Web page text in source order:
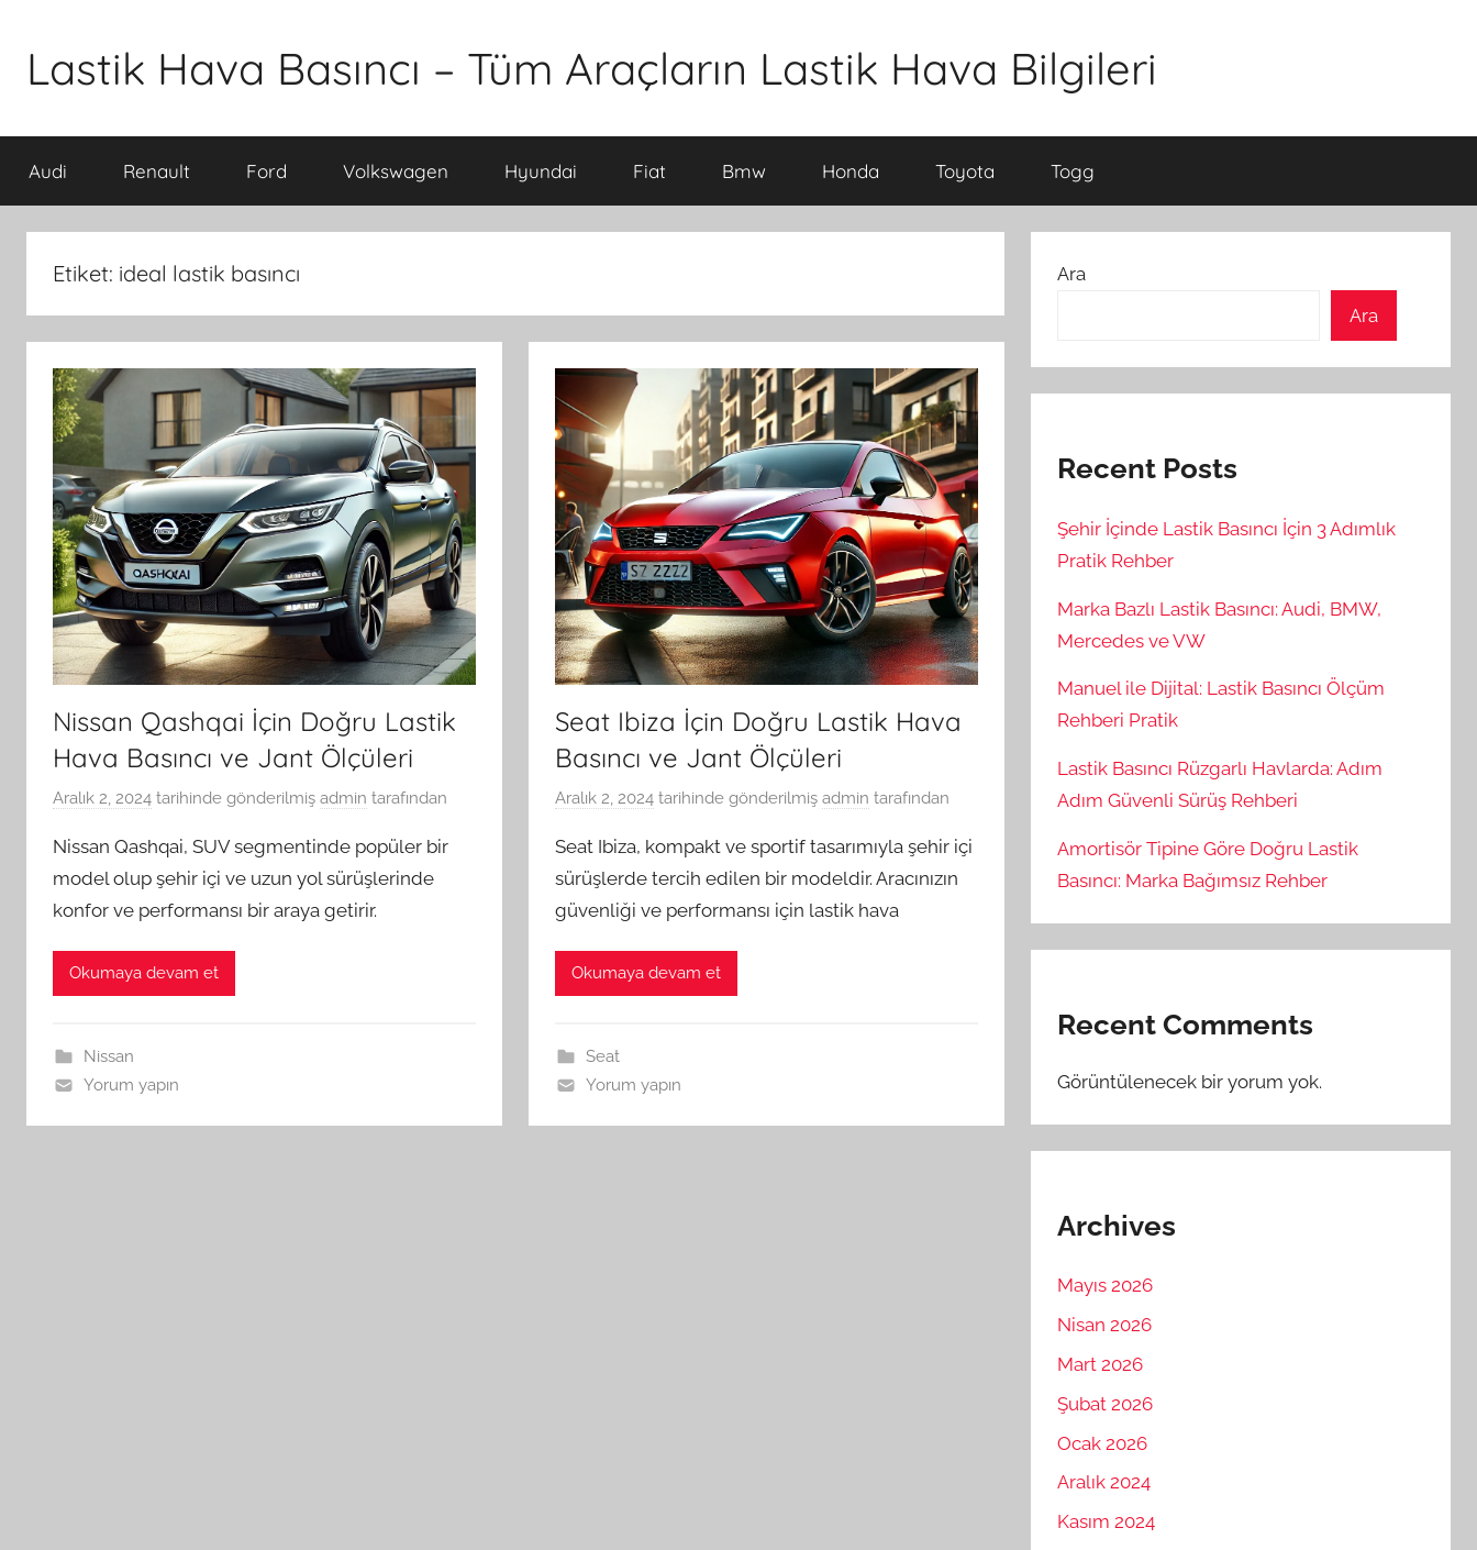
Lastik Hava Basıncı – Tüm Araçların Lastik Hava Bilgileri
Audi Renault Ford Volkswagen Hyundai Fiat Bmw Honda Toyota Togg
Etiket: ideal lastik basıncı
Nissan Qashqai İçin Doğru Lastik
Hava Basıncı ve Jant Ölçüleri
Aralık 2, 2024 tarihinde gönderilmiş admin tarafından
Nissan Qashqai, SUV segmentinde popüler bir
model olup şehir içi ve uzun yol sürüşlerinde
konfor ve performansı bir araya getirir.
Okumaya devam et
Nissan
Yorum yapın
Seat Ibiza İçin Doğru Lastik Hava
Basıncı ve Jant Ölçüleri
Aralık 2, 2024 tarihinde gönderilmiş admin tarafından
Seat Ibiza, kompakt ve sportif tasarımıyla şehir içi
sürüşlerde tercih edilen bir modeldir. Aracınızın
güvenliği ve performansı için lastik hava
Okumaya devam et
Seat
Yorum yapın
Ara
Ara
Recent Posts
Şehir İçinde Lastik Basıncı İçin 3 Adımlık
Pratik Rehber
Marka Bazlı Lastik Basıncı: Audi, BMW,
Mercedes ve VW
Manuel ile Dijital: Lastik Basıncı Ölçüm
Rehberi Pratik
Lastik Basıncı Rüzgarlı Havlarda: Adım
Adım Güvenli Sürüş Rehberi
Amortisör Tipine Göre Doğru Lastik
Basıncı: Marka Bağımsız Rehber
Recent Comments
Görüntülenecek bir yorum yok.
Archives
Mayıs 2026
Nisan 2026
Mart 2026
Şubat 2026
Ocak 2026
Aralık 2024
Kasım 2024